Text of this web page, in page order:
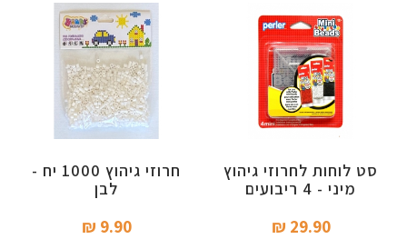
סט לוחות לחרוזי גיהוץ
מיני - 4 ריבועים
29.90 ₪‎
חרוזי גיהוץ 1000 יח -
לבן
9.90 ₪‎